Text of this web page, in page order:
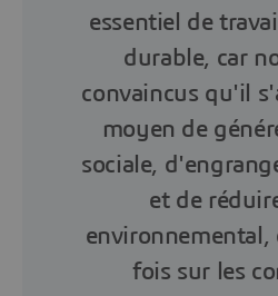
essentiel de
durable, car
convaincus qu'il
moyen de
sociale,
et de
environnemental,
fois sur les